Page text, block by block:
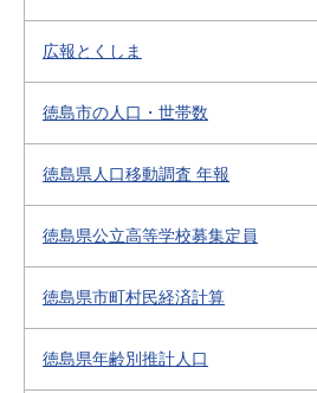
広報とくしま
徳島市の人口・世帯数
徳島県人口移動調査 年報
徳島県公立高等学校募集定員
徳島県市町村民経済計算
徳島県年齢別推計人口